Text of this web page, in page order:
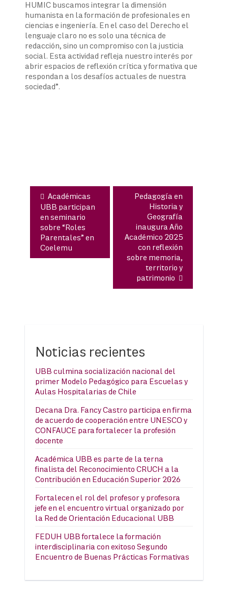
HUMIC buscamos integrar la dimensión
humanista en la formación de profesionales en
ciencias e ingeniería. En el caso del Derecho el
lenguaje claro no es solo una técnica de
redacción, sino un compromiso con la justicia
social. Esta actividad refleja nuestro interés por
abrir espacios de reflexión crítica y formativa que
respondan a los desafíos actuales de nuestra
sociedad”.
Académicas
UBB participan
en seminario
sobre “Roles
Parentales” en
Coelemu
Pedagogía en
Historia y
Geografía
inaugura Año
Académico 2025
con reflexión
sobre memoria,
territorio y
patrimonio
Noticias recientes
UBB culmina socialización nacional del
primer Modelo Pedagógico para Escuelas y
Aulas Hospitalarias de Chile
Decana Dra. Fancy Castro participa en firma
de acuerdo de cooperación entre UNESCO y
CONFAUCE para fortalecer la profesión
docente
Académica UBB es parte de la terna
finalista del Reconocimiento CRUCH a la
Contribución en Educación Superior 2026
Fortalecen el rol del profesor y profesora
jefe en el encuentro virtual organizado por
la Red de Orientación Educacional UBB
FEDUH UBB fortalece la formación
interdisciplinaria con exitoso Segundo
Encuentro de Buenas Prácticas Formativas